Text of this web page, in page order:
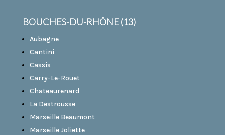
BOUCHES-DU-RHÔNE (13)
Aubagne
Cantini
Cassis
Carry-Le-Rouet
Chateaurenard
La Destrousse
Marseille Beaumont
Marseille Joliette